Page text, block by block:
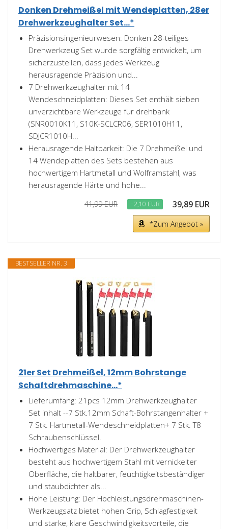
Donken Drehmeißel mit Wendeplatten, 28er
Drehwerkzeughalter Set...*
Präzisionsingenieurwesen: Donken 28-teiliges
Drehwerkzeug Set wurde sorgfältig entwickelt, um
sicherzustellen, dass jedes Werkzeug
herausragende Präzision und...
7 Drehwerkzeughalter mit 14
Wendeschneidplatten: Dieses Set enthält sieben
unverzichtbare Werkzeuge für drehbank
(SNR0010K11, S10K-SCLCR06, SER1010H11,
SDJCR1010H...
Herausragende Haltbarkeit: Die 7 Drehmeißel und
14 Wendeplatten des Sets bestehen aus
hochwertigem Hartmetall und Wolframstahl, was
herausragende Härte und hohe...
41,99 EUR −2,10 EUR 39,89 EUR
*Zum Angebot »
BESTSELLER NR. 3
21er Set Drehmeißel, 12mm Bohrstange
Schaftdrehmaschine...*
Lieferumfang: 21pcs 12mm Drehwerkzeughalter
Set inhalt --7 Stk.12mm Schaft-Bohrstangenhalter +
7 Stk. Hartmetall-Wendeschneidplatten+ 7 Stk. T8
Schraubenschlüssel.
Hochwertiges Material: Der Drehwerkzeughalter
besteht aus hochwertigem Stahl mit vernickelter
Oberfläche, die haltbarer, feuchtigkeitsbeständiger
und staubdichter als...
Hohe Leistung: Der Hochleistungsdrehmaschinen-
Werkzeugsatz bietet hohen Grip, Schlagfestigkeit
und starke, klare Geschwindigkeitsvorteile, die